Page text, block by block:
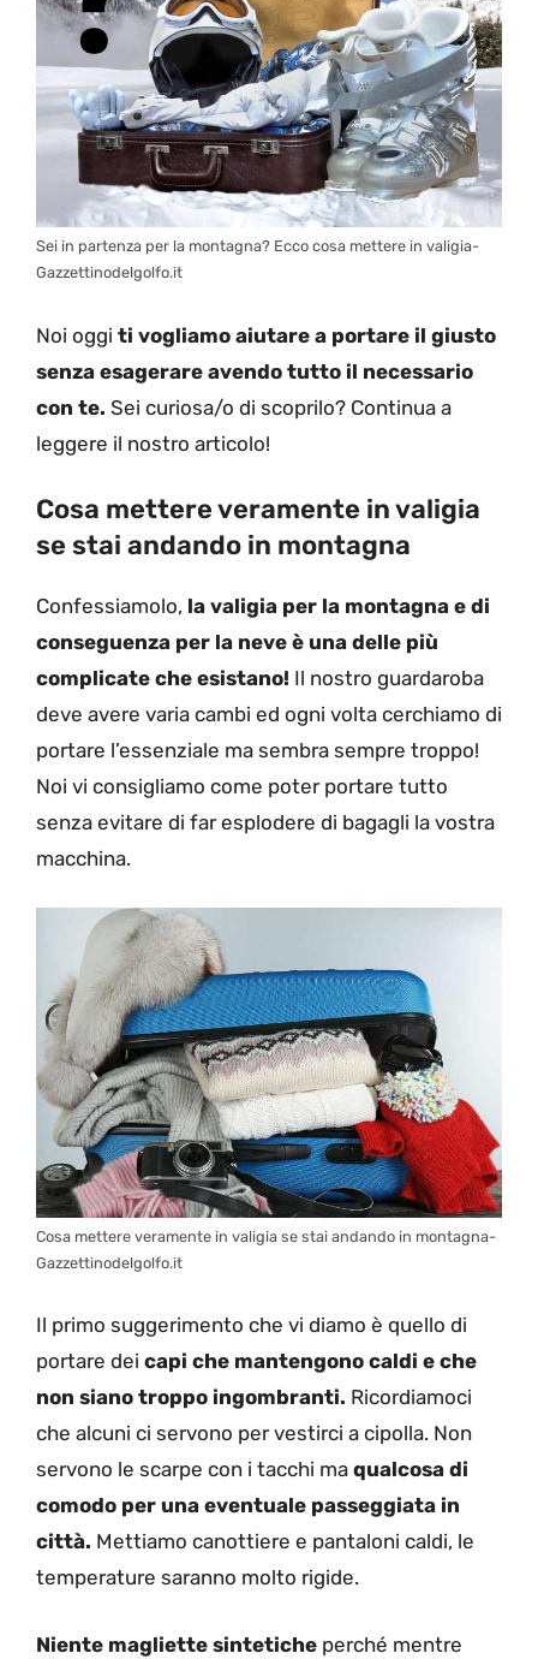
Sei in partenza per la montagna? Ecco cosa mettere in valigia-
Gazzettinodelgolfo.it
Noi oggi ti vogliamo aiutare a portare il giusto
senza esagerare avendo tutto il necessario
con te. Sei curiosa/o di scoprilo? Continua a
leggere il nostro articolo!
Cosa mettere veramente in valigia
se stai andando in montagna
Confessiamolo, la valigia per la montagna e di
conseguenza per la neve è una delle più
complicate che esistano! Il nostro guardaroba
deve avere varia cambi ed ogni volta cerchiamo di
portare l’essenziale ma sembra sempre troppo!
Noi vi consigliamo come poter portare tutto
senza evitare di far esplodere di bagagli la vostra
macchina.
Cosa mettere veramente in valigia se stai andando in montagna-
Gazzettinodelgolfo.it
Il primo suggerimento che vi diamo è quello di
portare dei capi che mantengono caldi e che
non siano troppo ingombranti. Ricordiamoci
che alcuni ci servono per vestirci a cipolla. Non
servono le scarpe con i tacchi ma qualcosa di
comodo per una eventuale passeggiata in
città. Mettiamo canottiere e pantaloni caldi, le
temperature saranno molto rigide.
Niente magliette sintetiche perché mentre